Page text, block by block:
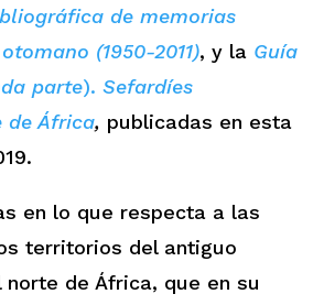
de memorias
(1950-2011), y la Guía
parte). Sefardíes
de África, publicadas en esta
en lo que respecta a las
territorios del antiguo
de África, que en su